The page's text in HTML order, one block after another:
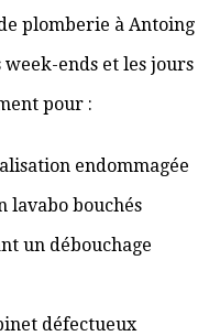
plomberie à Antoing
ends et les jours
pour :
endommagée
lavabo bouchés
un débouchage
défectueux